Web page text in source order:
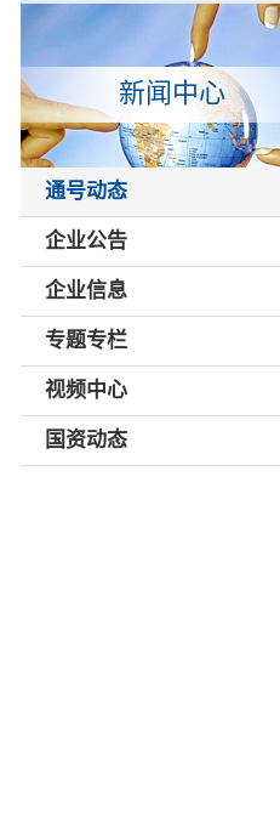
新闻中心
通号动态
企业公告
企业信息
专题专栏
视频中心
国资动态